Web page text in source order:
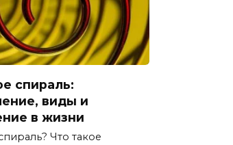
спираль:
виды и
в жизни
Что такое